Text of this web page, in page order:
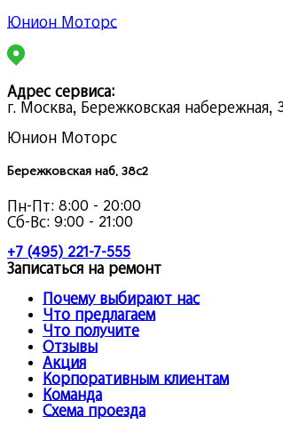
Юнион Моторс
Адрес сервиса:
г. Москва, Бережковская набережная,
Юнион Моторс
Бережковская наб. 38с2
Пн-Пт: 8:00 - 20:00
Сб-Вс: 9:00 - 21:00
+7 (495) 221-7-555
Записаться на ремонт
Почему выбирают нас
Что предлагаем
Что получите
Отзывы
Акция
Корпоративным клиентам
Команда
Схема проезда